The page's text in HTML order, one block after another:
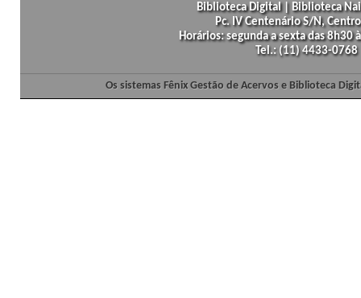
Biblioteca Digital | Biblioteca
Pc. IV Centenário S/N,
Horários: segunda a sexta das
Tel.: (11) 4433-
Os sistemas Fênix Gestão de Acervos e Biblioteca